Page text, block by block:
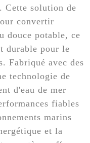
Cette solution de
convertir
douce potable, ce
durable pour le
Fabriqué avec des
technologie de
d'eau de mer
fiables
marins
et la